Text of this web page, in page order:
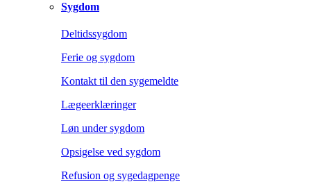
Sygdom
Deltidssygdom
Ferie og sygdom
Kontakt til den sygemeldte
Lægeerklæringer
Løn under sygdom
Opsigelse ved sygdom
Refusion og sygedagpenge